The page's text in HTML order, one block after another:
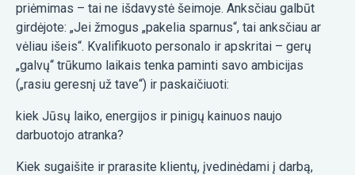
priėmimas – tai ne išdavystė šeimoje. Anksčiau galbūt
girdėjote: „Jei žmogus „pakelia sparnus“, tai anksčiau ar
vėliau išeis“. Kvalifikuoto personalo ir apskritai – gerų
„galvų“ trūkumo laikais tenka paminti savo ambicijas
(„rasiu geresnį už tave“) ir paskaičiuoti:
kiek Jūsų laiko, energijos ir pinigų kainuos naujo
darbuotojo atranka?
Kiek sugaišite ir prarasite klientų, įvedinėdami į darbą,